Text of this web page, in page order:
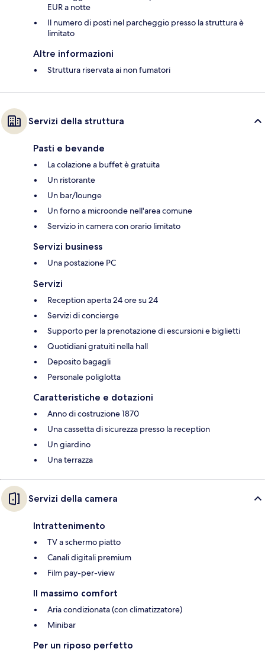
EUR a notte
Il numero di posti nel parcheggio presso la struttura è
limitato
Altre informazioni
Struttura riservata ai non fumatori
Servizi della struttura
Pasti e bevande
La colazione a buffet è gratuita
Un ristorante
Un bar/lounge
Un forno a microonde nell'area comune
Servizio in camera con orario limitato
Servizi business
Una postazione PC
Servizi
Reception aperta 24 ore su 24
Servizi di concierge
Supporto per la prenotazione di escursioni e biglietti
Quotidiani gratuiti nella hall
Deposito bagagli
Personale poliglotta
Caratteristiche e dotazioni
Anno di costruzione 1870
Una cassetta di sicurezza presso la reception
Un giardino
Una terrazza
Servizi della camera
Intrattenimento
TV a schermo piatto
Canali digitali premium
Film pay-per-view
Il massimo comfort
Aria condizionata (con climatizzatore)
Minibar
Per un riposo perfetto